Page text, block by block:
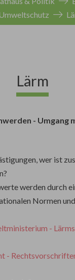
Lärm
- Umgang
wer ist
werden durch
Normen
-
-